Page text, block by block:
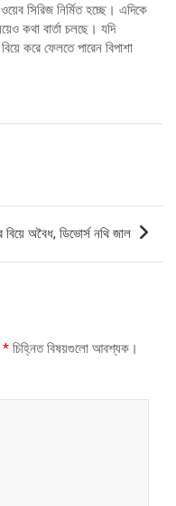
সিরিজ নির্মিত হচ্ছে। এদিকে
কথা বার্তা চলছে। যদি
করে ফেলতে পারেন বিপাশা
বিয়ে অবৈধ, ডিভোর্স নথি জাল
* চিহ্নিত বিষয়গুলো আবশ্যক।